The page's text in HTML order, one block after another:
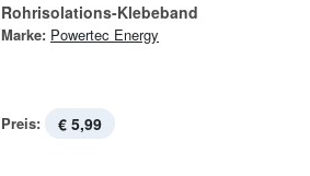
Rohrisolations-Klebeband
Marke: Powertec Energy
Preis: € 5,99